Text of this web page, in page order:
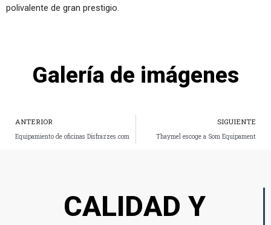
polivalente de gran prestigio.
Galería de imágenes
Ant
ANTERIOR
Equipamiento de oficinas Disfrazzes.com
SIGUIENTE
Thaymel escoge a Som Equipament
CALIDAD Y